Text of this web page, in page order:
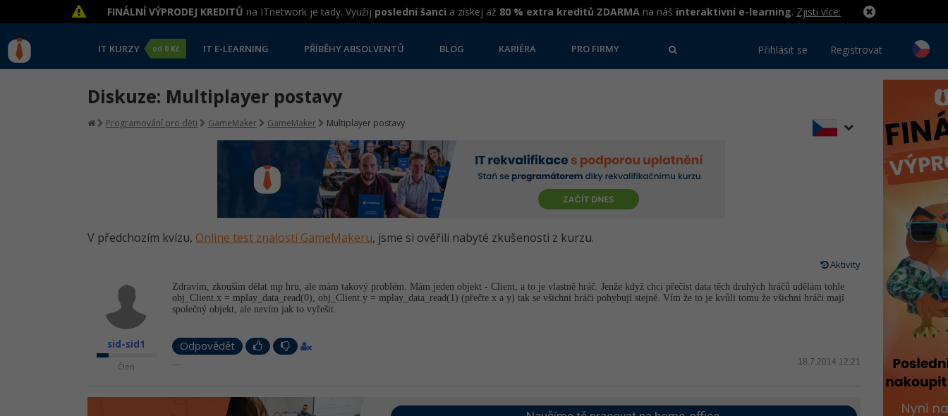
FINÁLNÍ VÝPRODEJ KREDITŮ na ITnetwork je tady. Využij poslední šanci a získej až 80 % extra kreditů ZDARMA na náš interaktivní e-learning. Zjisti více:
IT KURZY od 0 Kč IT E-LEARNING PŘÍBĚHY ABSOLVENTŮ BLOG KARIÉRA PRO FIRMY Přihlásit se Registrovat
Diskuze: Multiplayer postavy
Programování pro děti GameMaker GameMaker Multiplayer postavy
V předchozím kvízu, Online test znalostí GameMakeru, jsme si ověřili nabyté zkušenosti z kurzu.
Aktivity
sid-sid1
Člen
Zdravím, zkouším dělat mp hru, ale mám takový problém. Mám jeden objekt - Client, a to je vlastně hráč. Jenže když chci přečíst data těch druhých hráčů udělám tohle
obj_Client.x = mplay_data_read(0), obj_Client.y = mplay_data_read(1) (přečte x a y) tak se všichni hráči pohybují stejně. Vím že to je kvůli tomu že všichni hráči mají
společný objekt, ale nevím jak to vyřešit.
Odpovědět
18.7.2014 12:21
---